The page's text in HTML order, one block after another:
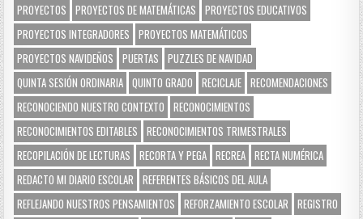
PROYECTOS
PROYECTOS DE MATEMÁTICAS
PROYECTOS EDUCATIVOS
PROYECTOS INTEGRADORES
PROYECTOS MATEMÁTICOS
PROYECTOS NAVIDEÑOS
PUERTAS
PUZZLES DE NAVIDAD
QUINTA SESIÓN ORDINARIA QUINTO GRADO RECICLAJE RECOMENDACIONES
RECONOCIENDO NUESTRO CONTEXTO
RECONOCIMIENTOS
RECONOCIMIENTOS EDITABLES
RECONOCIMIENTOS TRIMESTRALES
RECOPILACIÓN DE LECTURAS
RECORTA Y PEGA RECREA RECTA NUMÉRICA
REDACTO MI DIARIO ESCOLAR
REFERENTES BÁSICOS DEL AULA
REFLEJANDO NUESTROS PENSAMIENTOS
REFORZAMIENTO ESCOLAR
REGISTRO